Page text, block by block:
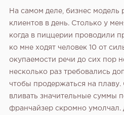
На самом деле, бизнес модель
клиентов в день. Столько у
когда в пиццерии проводили
ко мне ходят человек 10 от
окупаемости речи до сих пор
несколько раз требовались
чтобы продержаться на плаву.
вливать значительные суммы
франчайзер скромно умолчал.